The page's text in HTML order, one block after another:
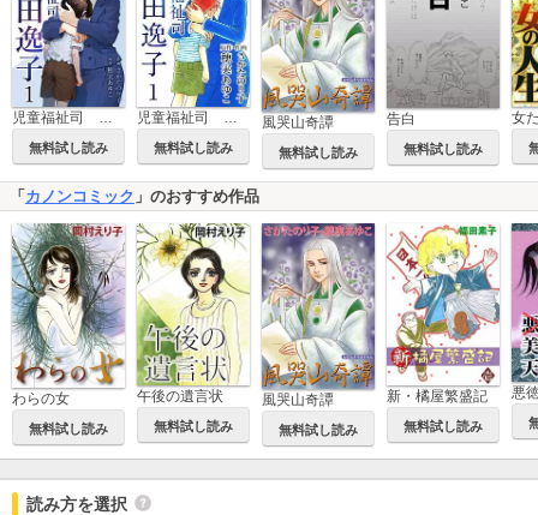
無料試し読み
児童福祉司 一貫田逸子
無料試し読み
風哭山奇譚
無料試し読み
告白
無料試し読み
「 カノンコミック 」のおすすめ作品
わらの女
無料試し読み
午後の遺言状
無料試し読み
風哭山奇譚
無料試し読み
新・橘屋繁盛記
無料試し読み
読み方を選択